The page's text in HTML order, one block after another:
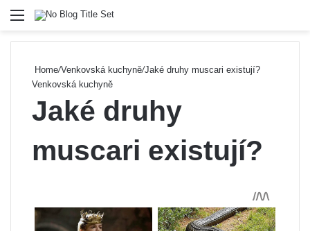
Menu
Home/Venkovská kuchyně/Jaké druhy muscari existují?
Venkovská kuchyně
Jaké druhy
muscari existují?